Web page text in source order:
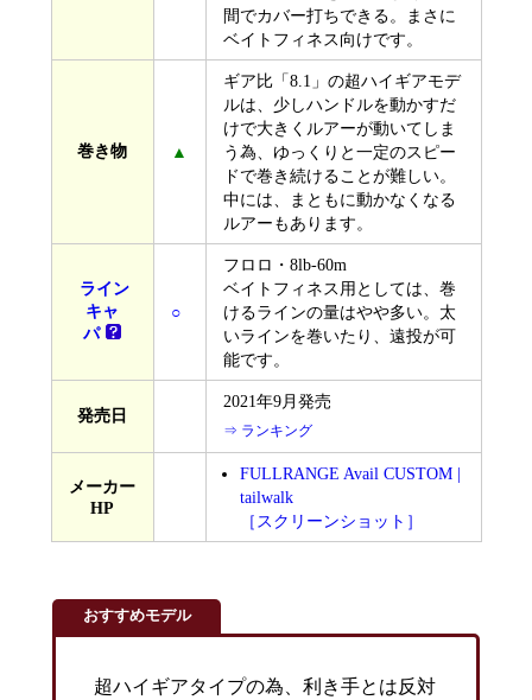
間でカバー打ちできる。まさに
ベイトフィネス向けです。
巻き物 ▲
ギア比「8.1」の超ハイギアモデ
ルは、少しハンドルを動かすだ
けで大きくルアーが動いてしま
う為、ゆっくりと一定のスピー
ドで巻き続けることが難しい。
中には、まともに動かなくなる
ルアーもあります。
ライン
キャ
パ
○
フロロ・8lb-60m
ベイトフィネス用としては、巻
けるラインの量はやや多い。太
いラインを巻いたり、遠投が可
能です。
発売日
2021年9月発売
⇒ ランキング
メーカー
HP
FULLRANGE Avail CUSTOM |
tailwalk
［スクリーンショット］
おすすめモデル
超ハイギアタイプの為、利き手とは反対